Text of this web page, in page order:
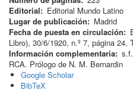
Editorial
Editorial Mundo Latino
Lugar de publicación
Madrid
Fecha de puesta en circulación
Libro), 30/6/1920, n.º 7, página
Información complementaria
RCA. Prólogo de N. M. Bernardin
Google Scholar
BibTeX